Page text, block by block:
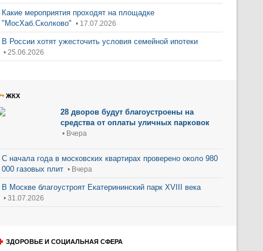
Какие мероприятия проходят на площадке
"МосХаб.Сколково" • 17.07.2026
В России хотят ужесточить условия семейной ипотеки
• 25.06.2026
ЖКХ
28 дворов будут благоустроены на
средства от оплаты уличных парковок
• Вчера
С начала года в московских квартирах проверено около 980
000 газовых плит • Вчера
В Москве благоустроят Екатерининский парк XVIII века
• 31.07.2026
ЗДОРОВЬЕ И СОЦИАЛЬНАЯ СФЕРА